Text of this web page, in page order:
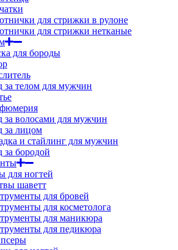
для стрижки в рулоне
для стрижки нетканые
для бороды
за телом для мужчин
за волосами для мужчин
за лицом
и стайлинг для мужчин
за бородой
для ногтей
шаветт
для бровей
для косметолога
для маникюра
для педикюра